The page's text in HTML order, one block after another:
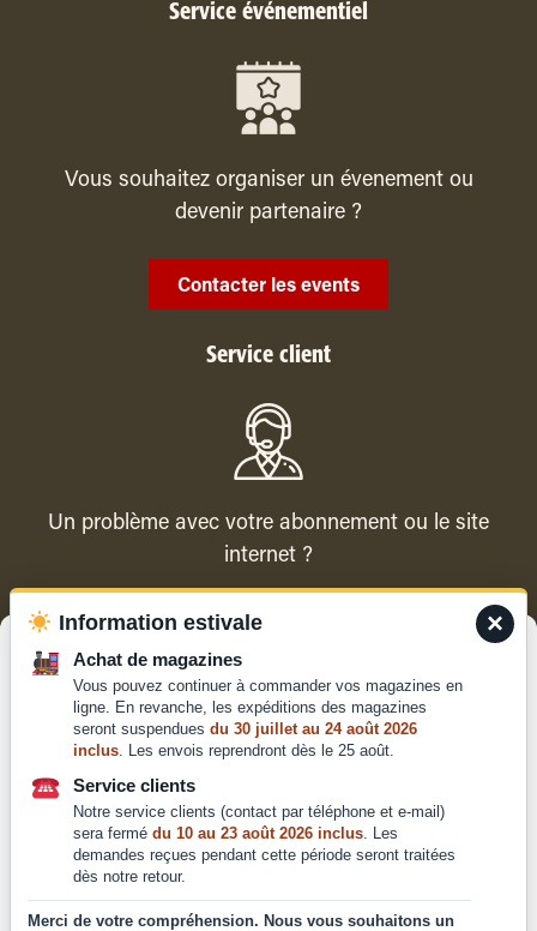
Pour offrir les meilleures expériences, nous utilisons des technologies
telles que les cookies pour stocker et/ou accéder aux informations des
appareils. Le fait de consentir à ces technologies nous permettra de
traiter des données telles que le comportement de navigation ou les ID
uniques sur ce site. Le fait de ne pas consentir ou de retirer son
consentement peut avoir un effet négatif sur certaines caractéristiques
et fonctions.
Accepter
Service événementiel
Vous souhaitez organiser un évenement ou
devenir partenaire ?
Contacter les events
Service client
Un problème avec votre abonnement ou le site
internet ?
Contacter le service client
Mentions légales
Conditions générales de
vente et d'utilisation
confidentialité
×
Information estivale
Achat de magazines
Vous pouvez continuer à commander vos magazines en
ligne. En revanche, les expéditions des magazines
seront suspendues du 30 juillet au 24 août 2026
inclus. Les envois reprendront dès le 25 août.
Service clients
Notre service clients (contact par téléphone et e-mail)
sera fermé du 10 au 23 août 2026 inclus. Les
demandes reçues pendant cette période seront traitées
dès notre retour.
Merci de votre compréhension. Nous vous souhaitons un